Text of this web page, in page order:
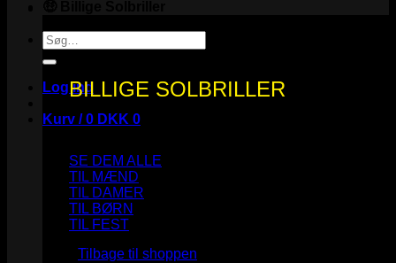
Søg
efter:
Log ind
Kurv /0 DKK 0
Ingen varer i kurven.
Tilbage til shoppen
BILLIGE SOLBRILLER
SE DEM ALLE
TIL MÆND
TIL DAMER
TIL BØRN
TIL FEST